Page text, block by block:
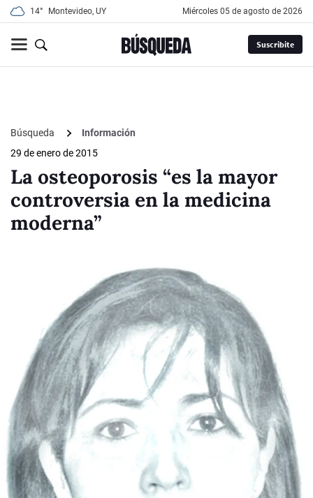
14° Montevideo, UY miércoles 05 de agosto de 2026
Suscribite
Búsqueda
Información
29 de enero de 2015
La osteoporosis “es la mayor
controversia en la medicina
moderna”